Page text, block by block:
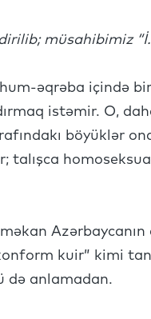
müsahibimiz
əqrəba içində
istəmir. O,
böyüklər
talışca
kuir” kimi
də anlamadan.